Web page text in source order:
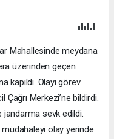
Mahallesinde meydana
üzerinden geçen
kapıldı. Olayı görev
Merkezi’ne bildirdi.
sevk edildi.
müdahaleyi olay yerinde